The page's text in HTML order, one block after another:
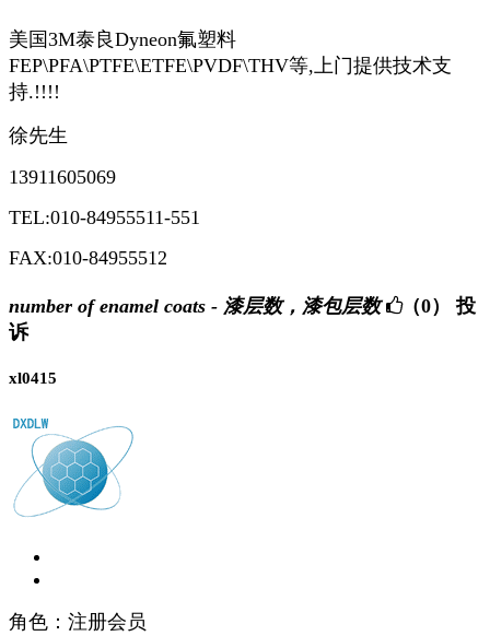
美国3M泰良Dyneon氟塑料
FEP\PFA\PTFE\ETFE\PVDF\THV等,上门提供技术支
持.!!!!
徐先生
13911605069
TEL:010-84955511-551
FAX:010-84955512
number of enamel coats - 漆层数，漆包层数 （0）
投
诉
xl0415
角色：注册会员